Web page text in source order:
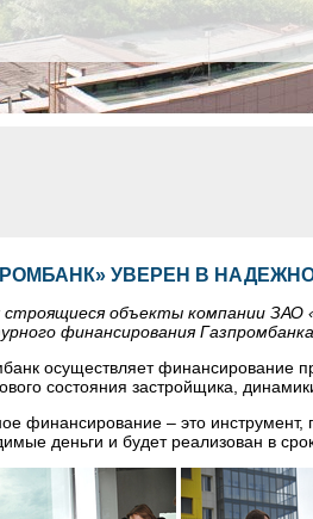
УВЕРЕН В
строящиеся объекты компании
финансирования
осуществляет финансирование
состояния застройщика,
финансирование – это
деньги и будет реализован в